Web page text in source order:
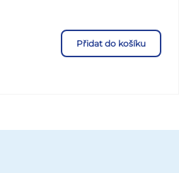
Přidat do košíku